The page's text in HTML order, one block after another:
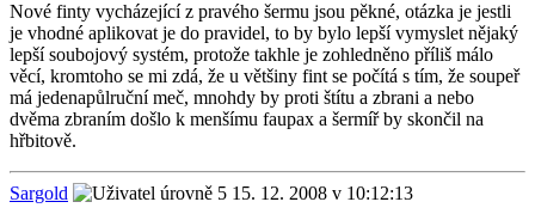
Nové finty vycházející z pravého šermu jsou pěkné, otázka je jestli
je vhodné aplikovat je do pravidel, to by bylo lepší vymyslet nějaký
lepší soubojový systém, protože takhle je zohledněno příliš málo
věcí, kromtoho se mi zdá, že u většiny fint se počítá s tím, že soupeř
má jedenapůlruční meč, mnohdy by proti štítu a zbrani a nebo
dvěma zbraním došlo k menšímu faupax a šermíř by skončil na
hřbitově.
Sargold
15. 12. 2008 v 10:12:13